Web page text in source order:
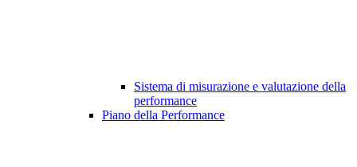
Sistema di misurazione e valutazione della
performance
Piano della Performance